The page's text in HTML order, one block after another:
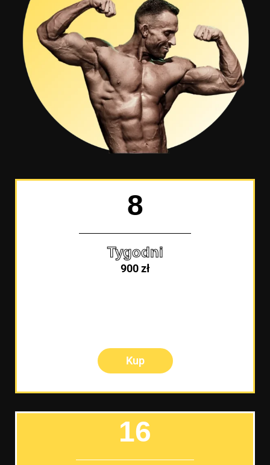
8
Tygodni
900 zł
Kup
16